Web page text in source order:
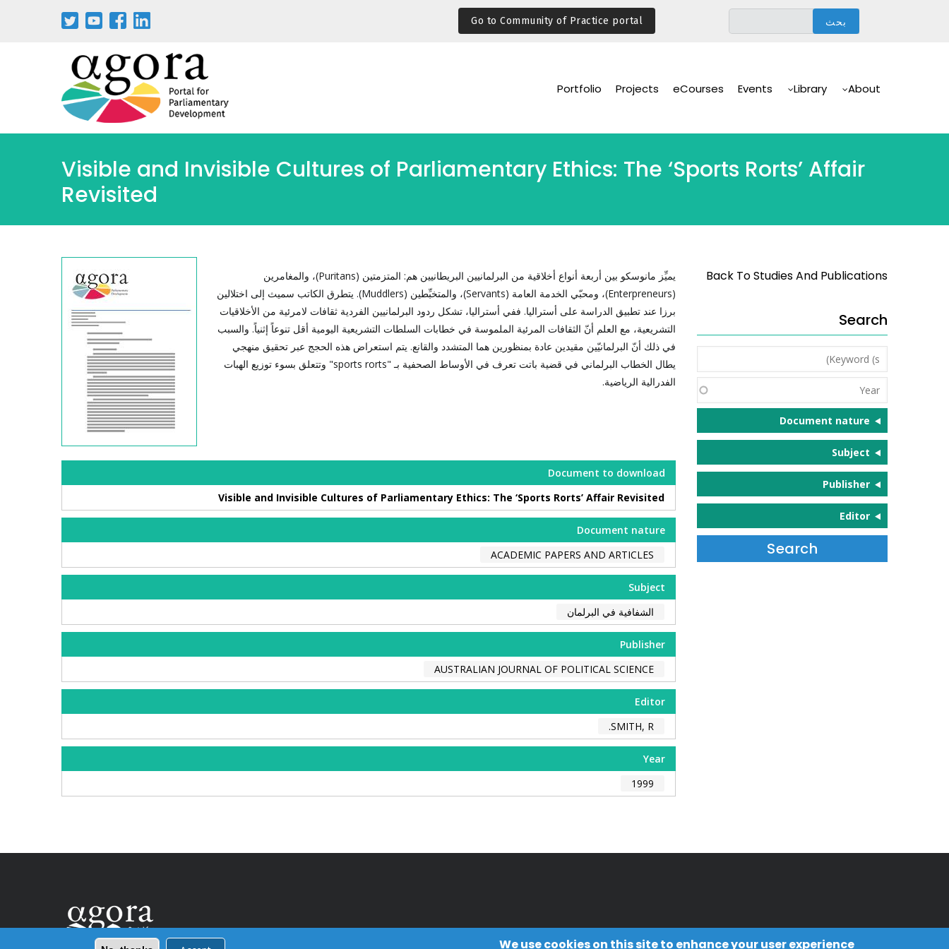
Go to Community of Practice portal
Navigation
About
Library
Events
eCourses
Projects
Portfolio
Visible and Invisible Cultures of Parliamentary Ethics: The ‘Sports Rorts’ Affair
Revisited
يميِّز مانوسكو بين أربعة أنواع أخلاقية من البرلمانيين البريطانيين هم: المتزمتين (Puritans)، والمغامرين
(
Enterpreneurs)، ومحبّي الخدمة العامة (Servants)، والمتخبِّطين (Muddlers). يتطرق الكاتب سميث إلى اختلالين
برزا عند تطبيق الدراسة على أستراليا. ففي أستراليا، تشكل ردود البرلمانيين الفردية ثقافات لامرئية من الأخلاقيات
التشريعية، مع العلم أنّ الثقافات المرئية الملموسة في خطابات السلطات التشريعية اليومية أقل تنوعاً إثنياً. والسبب
في ذلك أنّ البرلمانيّين مقيدين عادة بمنظورين هما المتشدد والقانع. يتم استعراض هذه الحجج عبر تحقيق منهجي
يطال الخطاب البرلماني في قضية باتت تعرف في الأوساط الصحفية بـ "sports rorts" وتتعلق بسوء توزيع الهبات
الفدرالية الرياضية.
Document to download
Visible and Invisible Cultures of Parliamentary Ethics: The ‘Sports Rorts’ Affair Revisited
Document nature
ACADEMIC PAPERS AND ARTICLES
Subject
الشفافية في البرلمان
Publisher
AUSTRALIAN JOURNAL OF POLITICAL SCIENCE
Editor
SMITH, R.
Year
1999
Back To Studies And Publications
Search
Keyword
(s)
Year
Document nature
Subject
Publisher
Editor
We use cookies on this site to enhance your user experience